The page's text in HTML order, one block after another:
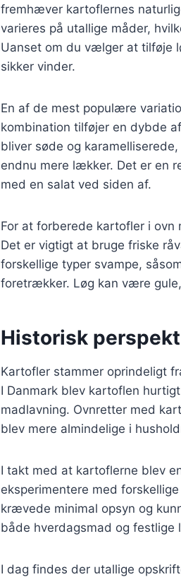
fremhæver kartoflernes
varieres på utallige måder,
Uanset om du vælger at tilføje
sikker vinder.
En af de mest populære
kombination tilføjer en dybde
bliver søde og
endnu mere lækker. Det er en
med en salat ved siden af.
For at forberede kartofler i
Det er vigtigt at bruge friske
forskellige typer svampe,
foretrækker. Løg kan være
Historisk
Kartofler stammer oprindeligt
I Danmark blev kartoflen
madlavning. Ovnretter med
blev mere almindelige i
I takt med at kartoflerne blev
eksperimentere med
krævede minimal opsyn og
både hverdagsmad og festlige
I dag findes der utallige